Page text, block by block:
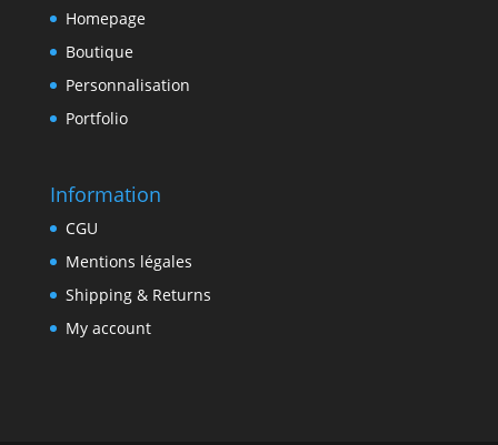
Homepage
Boutique
Personnalisation
Portfolio
Information
CGU
Mentions légales
Shipping & Returns
My account